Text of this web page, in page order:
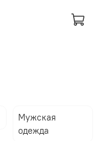
Мужская
одежда